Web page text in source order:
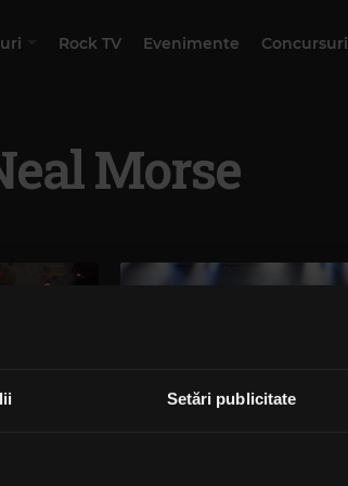
Setări publicitate
Rock TV Evenimente Concursuri
Morse